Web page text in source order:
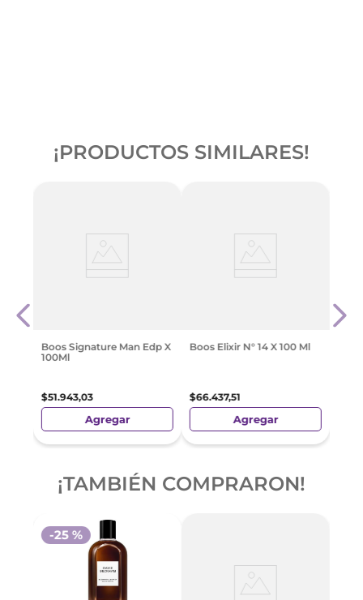
¡PRODUCTOS SIMILARES!
Boos Signature Man Edp X
100Ml
$51.943,03
Agregar
Boos Elixir N° 14 X 100 Ml
$66.437,51
Agregar
¡TAMBIÉN COMPRARON!
-25 %